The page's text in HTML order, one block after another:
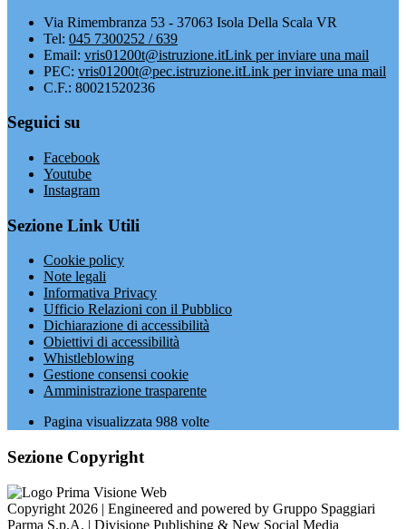
Via Rimembranza 53 - 37063 Isola Della Scala VR
Tel: 045 7300252 / 639
Email: vris01200t@istruzione.itLink per inviare una mail
PEC: vris01200t@pec.istruzione.itLink per inviare una mail
C.F.: 80021520236
Seguici su
Facebook
Youtube
Instagram
Sezione Link Utili
Cookie policy
Note legali
Informativa Privacy
Ufficio Relazioni con il Pubblico
Dichiarazione di accessibilità
Obiettivi di accessibilità
Whistleblowing
Gestione consensi cookie
Amministrazione trasparente
Pagina visualizzata 988 volte
Sezione Copyright
Copyright 2026 | Engineered and powered by Gruppo Spaggiari
Parma S.p.A. | Divisione Publishing & New Social Media